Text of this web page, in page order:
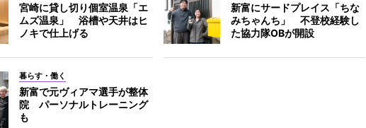
宮崎に貸し切り個室温泉「エ
ムズ温泉」 浴槽や天井はヒ
ノキで仕上げる
新富にサードプレイス「ちな
みちゃんち」 不登校経験し
た協力隊OBが開設
暮らす・働く
新富で元ヴィアマ選手が整体
院 パーソナルトレーニング
も